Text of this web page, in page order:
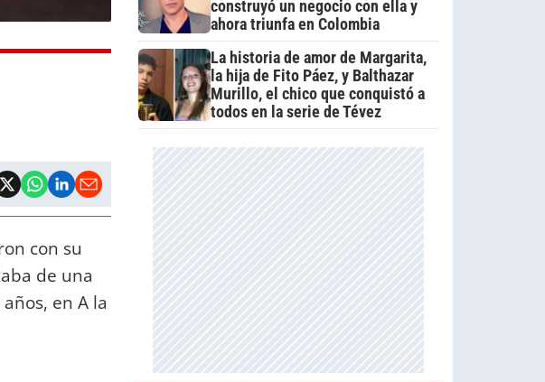
con su
de una
en A la
construyó un negocio con ella y
ahora triunfa en Colombia
La historia de amor de Margarita,
la hija de Fito Páez, y Balthazar
Murillo, el chico que conquistó a
todos en la serie de Tévez